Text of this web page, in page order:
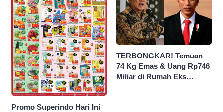
Promo Superindo Hari Ini
TERBONGKAR! Temuan
74 Kg Emas & Uang Rp746
Miliar di Rumah Eks